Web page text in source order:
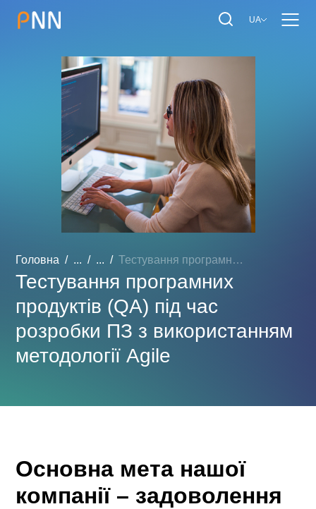
UA
Головна ... ... Тестування програмних про...
Тестування програмних
продуктів (QA) під час
розробки ПЗ з використанням
методології Agile
Основна мета нашої
компанії – задоволення